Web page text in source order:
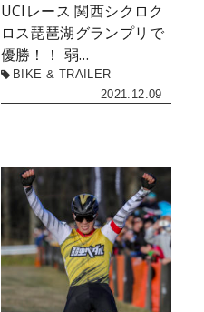
UCIレース 関西シクロク
ロス琵琶湖グランプリで
優勝！！ 弱…
BIKE & TRAILER
2021.12.09